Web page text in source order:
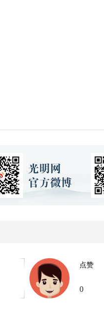
点赞
0